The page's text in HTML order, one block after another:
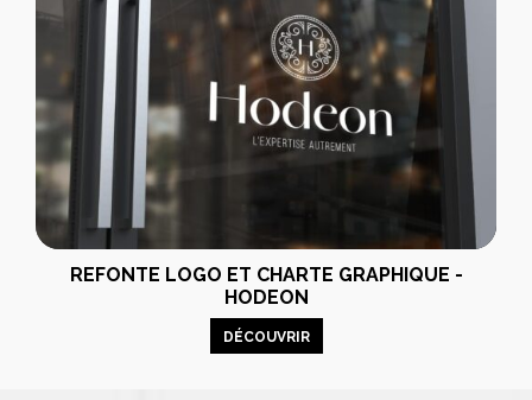
REFONTE LOGO ET CHARTE GRAPHIQUE -
HODEON
DÉCOUVRIR